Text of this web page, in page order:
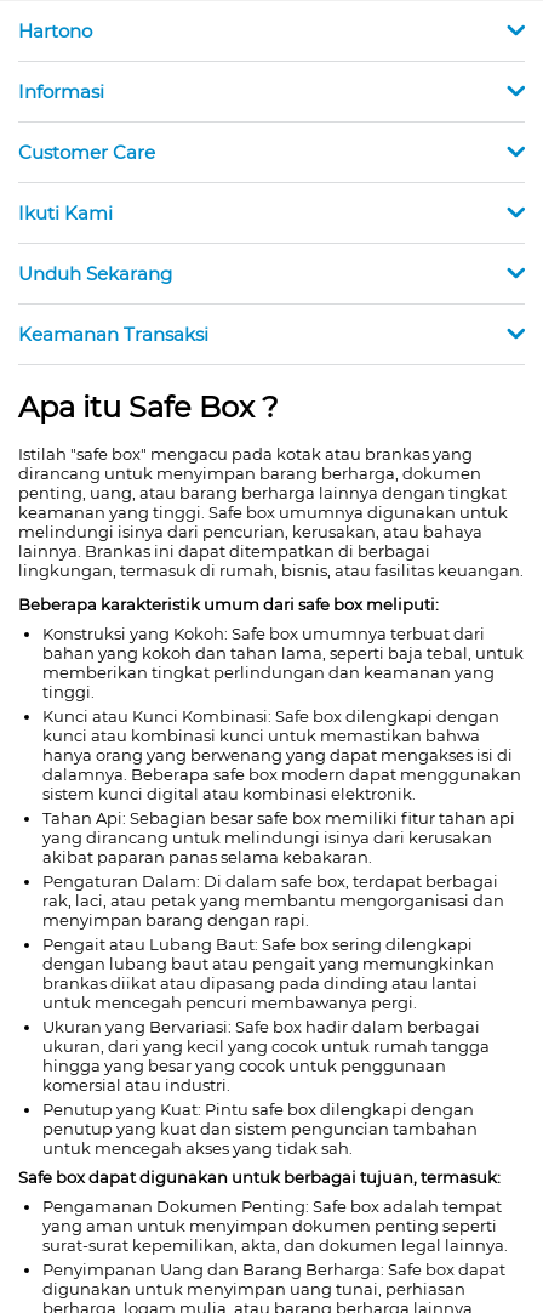
Hartono
Informasi
Customer Care
Ikuti Kami
Unduh Sekarang
Keamanan Transaksi
Apa itu Safe Box ?
Istilah "safe box" mengacu pada kotak atau brankas yang
dirancang untuk menyimpan barang berharga, dokumen
penting, uang, atau barang berharga lainnya dengan tingkat
keamanan yang tinggi. Safe box umumnya digunakan untuk
melindungi isinya dari pencurian, kerusakan, atau bahaya
lainnya. Brankas ini dapat ditempatkan di berbagai
lingkungan, termasuk di rumah, bisnis, atau fasilitas keuangan.
Beberapa karakteristik umum dari safe box meliputi:
Konstruksi yang Kokoh: Safe box umumnya terbuat dari
bahan yang kokoh dan tahan lama, seperti baja tebal, untuk
memberikan tingkat perlindungan dan keamanan yang
tinggi.
Kunci atau Kunci Kombinasi: Safe box dilengkapi dengan
kunci atau kombinasi kunci untuk memastikan bahwa
hanya orang yang berwenang yang dapat mengakses isi di
dalamnya. Beberapa safe box modern dapat menggunakan
sistem kunci digital atau kombinasi elektronik.
Tahan Api: Sebagian besar safe box memiliki fitur tahan api
yang dirancang untuk melindungi isinya dari kerusakan
akibat paparan panas selama kebakaran.
Pengaturan Dalam: Di dalam safe box, terdapat berbagai
rak, laci, atau petak yang membantu mengorganisasi dan
menyimpan barang dengan rapi.
Pengait atau Lubang Baut: Safe box sering dilengkapi
dengan lubang baut atau pengait yang memungkinkan
brankas diikat atau dipasang pada dinding atau lantai
untuk mencegah pencuri membawanya pergi.
Ukuran yang Bervariasi: Safe box hadir dalam berbagai
ukuran, dari yang kecil yang cocok untuk rumah tangga
hingga yang besar yang cocok untuk penggunaan
komersial atau industri.
Penutup yang Kuat: Pintu safe box dilengkapi dengan
penutup yang kuat dan sistem penguncian tambahan
untuk mencegah akses yang tidak sah.
Safe box dapat digunakan untuk berbagai tujuan, termasuk:
Pengamanan Dokumen Penting: Safe box adalah tempat
yang aman untuk menyimpan dokumen penting seperti
surat-surat kepemilikan, akta, dan dokumen legal lainnya.
Penyimpanan Uang dan Barang Berharga: Safe box dapat
digunakan untuk menyimpan uang tunai, perhiasan
berharga, logam mulia, atau barang berharga lainnya.